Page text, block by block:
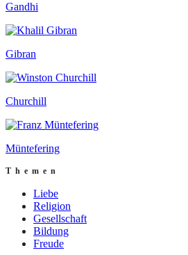
Gandhi
Gibran
Churchill
Müntefering
Themen
Liebe
Religion
Gesellschaft
Bildung
Freude